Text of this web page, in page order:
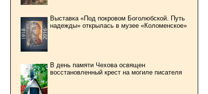
Выставка «Под покровом Боголюбской. Путь
надежды» открылась в музее «Коломенское»
В день памяти Чехова освящен
восстановленный крест на могиле писателя